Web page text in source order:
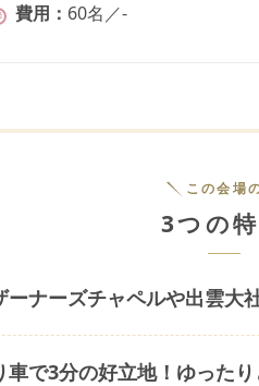
費用 60名 ／-
この会場
3つの
ーナーズチャペルや出雲大
車で3分の好立地！ゆった